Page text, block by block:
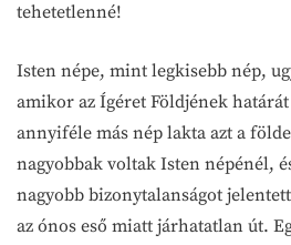
tehetetlenné!
Isten népe, mint legkisebb nép,
amikor az Ígéret Földjének
annyiféle más nép lakta azt a
nagyobbak voltak Isten népénél,
nagyobb bizonytalanságot
az ónos eső miatt járhatatlan út.